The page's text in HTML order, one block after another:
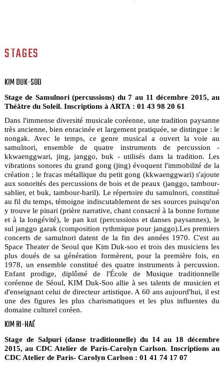
STAGES
KIM DUK-SOO
Stage de Samulnori (percussions) du 7 au 11 décembre 2015, au
Théâtre du Soleil. Inscriptions à ARTA : 01 43 98 20 61
Dans l'immense diversité musicale coréenne, une tradition paysanne
très ancienne, bien enracinée et largement pratiquée, se distingue : le
nongak. Avec le temps, ce genre musical a ouvert la voie au
samulnori, ensemble de quatre instruments de percussion -
kkwaenggwari, jing, janggo, buk - utilisés dans la tradition. Les
vibrations sonores du grand gong (jing) évoquent l'immobilité de la
création ; le fracas métallique du petit gong (kkwaenggwari) s'ajoute
aux sonorités des percussions de bois et de peaux (janggo, tambour-
sablier, et buk, tambour-baril). Le répertoire du samulnori, constitué
au fil du temps, témoigne indiscutablement de ses sources puisqu'on
y trouve le pinari (prière narrative, chant consacré à la bonne fortune
et à la longévité), le pan kut (percussions et danses paysannes), le
sul janggo garak (composition rythmique pour janggo).Les premiers
concerts de samulnori datent de la fin des années 1970. C'est au
Space Theater de Seoul que Kim Duk-soo et trois des musiciens les
plus doués de sa génération formèrent, pour la première fois, en
1978, un ensemble constitué des quatre instruments à percussion.
Enfant prodige, diplômé de l'École de Musique traditionnelle
coréenne de Séoul, KIM Duk-Soo allie à ses talents de musicien et
d'enseignant celui de directeur artistique. A 60 ans aujourd'hui, il est
une des figures les plus charismatiques et les plus influentes du
domaine culturel coréen.
KIM RI-HAÉ
Stage de Salpuri (danse traditionnelle) du 14 au 18 décembre
2015, au CDC Atelier de Paris-Carolyn Carlson. Inscriptions au
CDC Atelier de Paris- Carolyn Carlson : 01 41 74 17 07